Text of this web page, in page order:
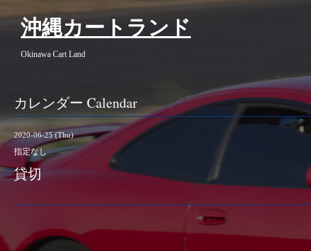
沖縄カートランド
Okinawa Cart Land
カレンダー Calendar
2020-06-25 (Thu)
指定なし
貸切